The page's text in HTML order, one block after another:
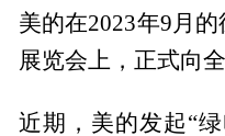
美的在2023年9月
展览会上，正式向
近期，美的发起“